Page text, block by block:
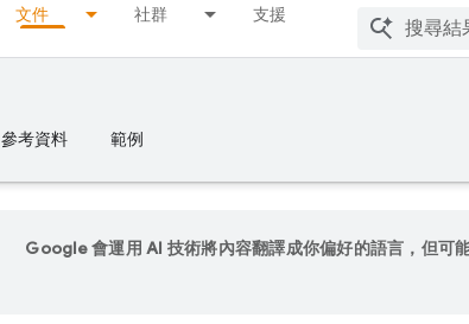
文件 社群 支援
參考資料 範例
Google 會運用 AI 技術將內容翻譯成你偏好的語言，但可